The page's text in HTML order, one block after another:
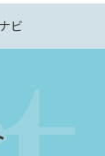
ビ